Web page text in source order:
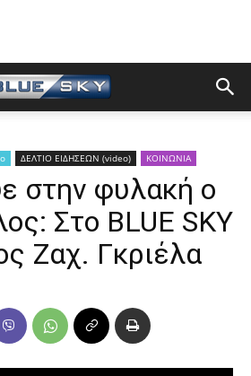
ΔΕΛΤΙΟ ΕΙΔΗΣΕΩΝ (video) ΚΟΙΝΩΝΙΑ
στην φυλακή ο
Στο BLUE SKY
Ζαχ. Γκριέλα